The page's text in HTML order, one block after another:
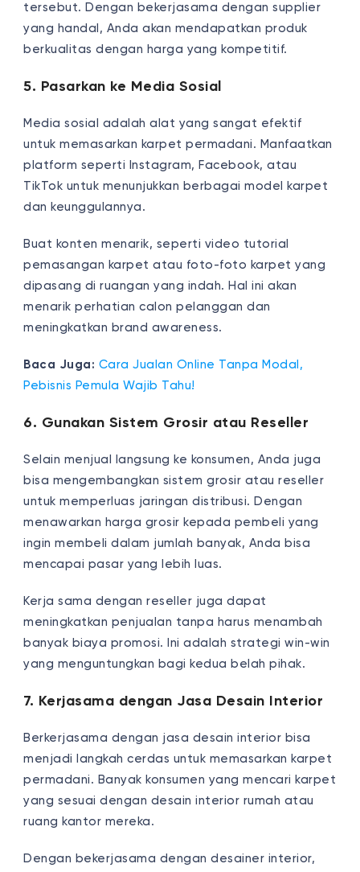
tersebut. Dengan bekerjasama dengan supplier
yang handal, Anda akan mendapatkan produk
berkualitas dengan harga yang kompetitif.
5. Pasarkan ke Media Sosial
Media sosial adalah alat yang sangat efektif
untuk memasarkan karpet permadani. Manfaatkan
platform seperti Instagram, Facebook, atau
TikTok untuk menunjukkan berbagai model karpet
dan keunggulannya.
Buat konten menarik, seperti video tutorial
pemasangan karpet atau foto-foto karpet yang
dipasang di ruangan yang indah. Hal ini akan
menarik perhatian calon pelanggan dan
meningkatkan brand awareness.
Baca Juga: Cara Jualan Online Tanpa Modal,
Pebisnis Pemula Wajib Tahu!
6. Gunakan Sistem Grosir atau Reseller
Selain menjual langsung ke konsumen, Anda juga
bisa mengembangkan sistem grosir atau reseller
untuk memperluas jaringan distribusi. Dengan
menawarkan harga grosir kepada pembeli yang
ingin membeli dalam jumlah banyak, Anda bisa
mencapai pasar yang lebih luas.
Kerja sama dengan reseller juga dapat
meningkatkan penjualan tanpa harus menambah
banyak biaya promosi. Ini adalah strategi win-win
yang menguntungkan bagi kedua belah pihak.
7. Kerjasama dengan Jasa Desain Interior
Berkerjasama dengan jasa desain interior bisa
menjadi langkah cerdas untuk memasarkan karpet
permadani. Banyak konsumen yang mencari karpet
yang sesuai dengan desain interior rumah atau
ruang kantor mereka.
Dengan bekerjasama dengan desainer interior,